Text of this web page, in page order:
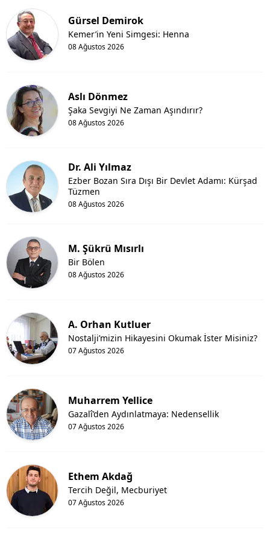
Gürsel Demirok
08 Ağustos 2026
Kemer’in Yeni Simgesi: Henna
Aslı Dönmez
08 Ağustos 2026
Şaka Sevgiyi Ne Zaman Aşındırır?
Dr. Ali Yılmaz
08 Ağustos 2026
Ezber Bozan Sıra Dışı Bir Devlet Adamı: Kürşad
Tüzmen
M. Şükrü Mısırlı
08 Ağustos 2026
Bir Bölen
A. Orhan Kutluer
07 Ağustos 2026
Nostalji’mizin Hikayesini Okumak İster Misiniz?
Muharrem Yellice
07 Ağustos 2026
Gazalî’den Aydınlatmaya: Nedensellik
Ethem Akdağ
07 Ağustos 2026
Tercih Değil, Mecburiyet